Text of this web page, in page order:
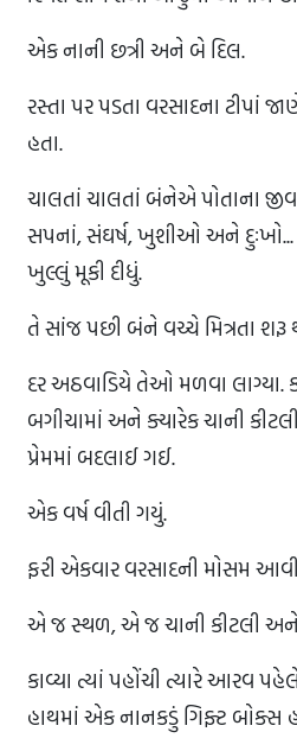
એક નાની છત્રી અને બે દિલ.
રસ્તા પર પડતા વરસાદના ટીપાં
હતા.
ચાલતાં ચાલતાં બંનેએ પોતાના
સપનાં, સંઘર્ષ, ખુશીઓ અને
ખુલ્લું મૂકી દીધું.
તે સાંજ પછી બંને વચ્ચે મિત્રતા શરૂ
દર અઠવાડિયે તેઓ મળવા લાગ્યા.
બગીચામાં અને ક્યારેક ચાની
પ્રેમમાં બદલાઈ ગઈ.
એક વર્ષ વીતી ગયું.
ફરી એકવાર વરસાદની મોસમ
એ જ સ્થળ, એ જ ચાની કીટલી
કાવ્યા ત્યાં પહોંચી ત્યારે આરવ
હાથમાં એક નાનકડું ગિફ્ટ બોક્સ